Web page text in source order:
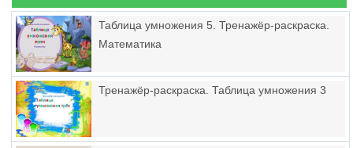
Таблица умножения 5. Тренажёр-раскраска.
Математика
Тренажёр-раскраска. Таблица умножения 3